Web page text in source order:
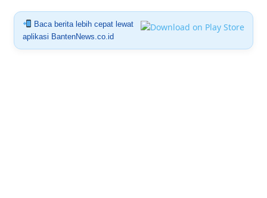
Baca berita lebih cepat lewat
aplikasi BantenNews.co.id